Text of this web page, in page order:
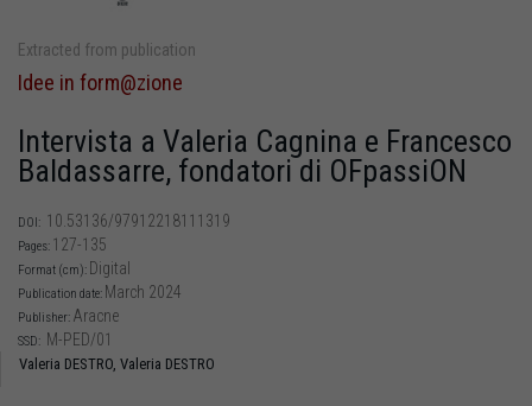
Extracted from publication
Idee in form@zione
Intervista a Valeria Cagnina e Francesco
Baldassarre, fondatori di OFpassiON
DOI: 10.53136/97912218111319
Pages: 127-135
Format (cm): Digital
Publication date: March 2024
Publisher: Aracne
SSD: M-PED/01
Valeria DESTRO, Valeria DESTRO